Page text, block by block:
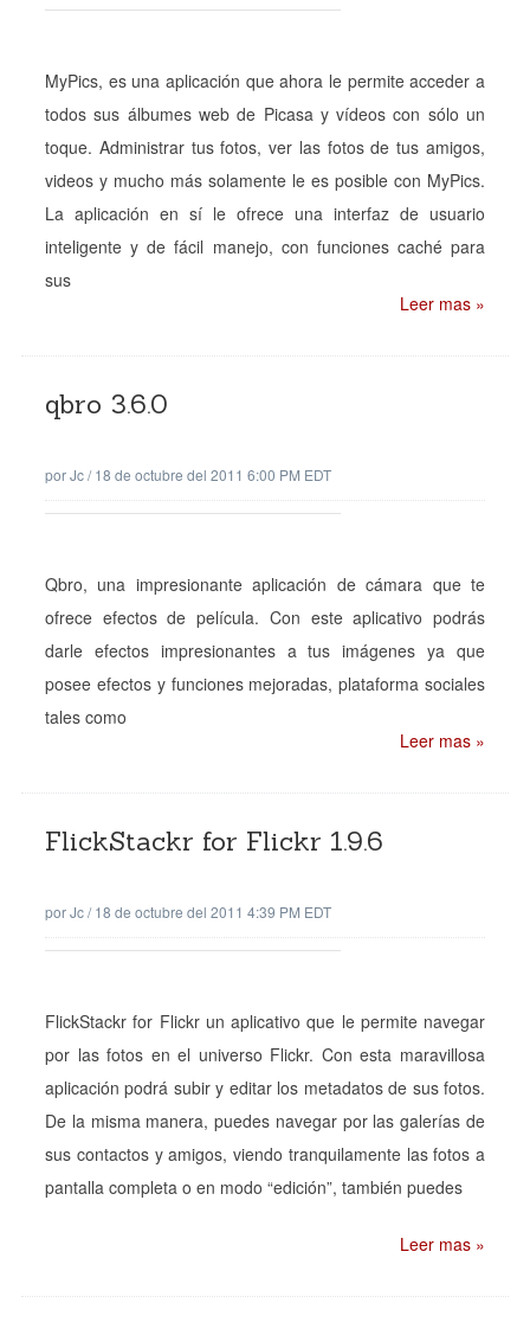
MyPics, es una aplicación que ahora le permite acceder a
todos sus álbumes web de Picasa y vídeos con sólo un
toque. Administrar tus fotos, ver las fotos de tus amigos,
videos y mucho más solamente le es posible con MyPics.
La aplicación en sí le ofrece una interfaz de usuario
inteligente y de fácil manejo, con funciones caché para
sus
Leer mas »
qbro 3.6.0
porJc/18 de octubre del 2011 6:00 PM EDT
Qbro, una impresionante aplicación de cámara que te
ofrece efectos de película. Con este aplicativo podrás
darle efectos impresionantes a tus imágenes ya que
posee efectos y funciones mejoradas, plataforma sociales
tales como
Leer mas »
FlickStackr for Flickr 1.9.6
porJc/18 de octubre del 2011 4:39 PM EDT
FlickStackr for Flickr un aplicativo que le permite navegar
por las fotos en el universo Flickr. Con esta maravillosa
aplicación podrá subir y editar los metadatos de sus fotos.
De la misma manera, puedes navegar por las galerías de
sus contactos y amigos, viendo tranquilamente las fotos a
pantalla completa o en modo “edición”, también puedes
Leer mas »